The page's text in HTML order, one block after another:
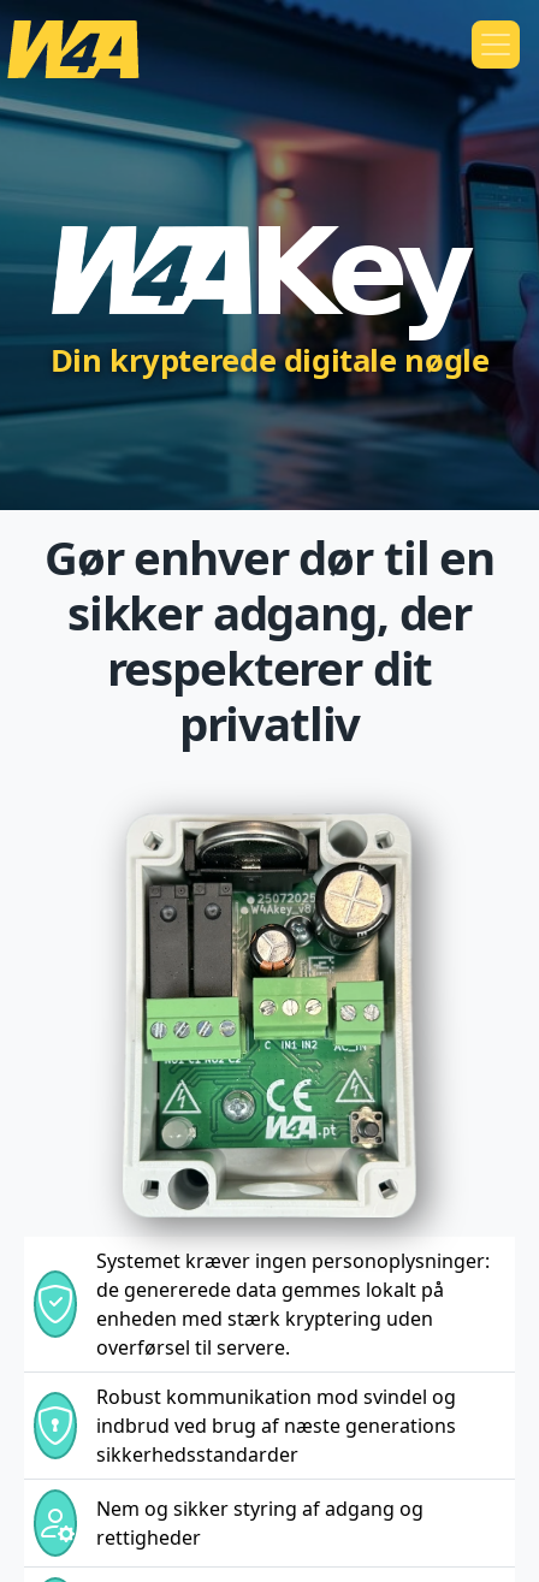
Din krypterede digitale nøgle
Gør enhver dør til en
sikker adgang, der
respekterer dit
privatliv
Systemet kræver ingen personoplysninger:
de genererede data gemmes lokalt på
enheden med stærk kryptering uden
overførsel til servere.
Robust kommunikation mod svindel og
indbrud ved brug af næste generations
sikkerhedsstandarder
Nem og sikker styring af adgang og
rettigheder